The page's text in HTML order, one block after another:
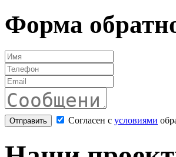
Форма
Согласен с условиями